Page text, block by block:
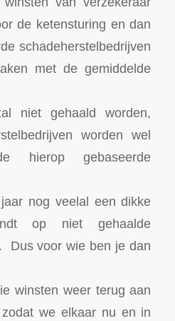
de ketensturing en dan
schadeherstelbedrijven
met de gemiddelde
niet gehaald worden,
worden wel
hierop gebaseerde
nog veelal een dikke
op niet gehaalde
Dus voor wie ben je dan
winsten weer terug aan
we elkaar nu en in